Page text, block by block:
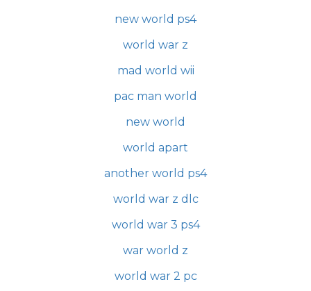
new world ps4
world war z
mad world wii
pac man world
new world
world apart
another world ps4
world war z dlc
world war 3 ps4
war world z
world war 2 pc